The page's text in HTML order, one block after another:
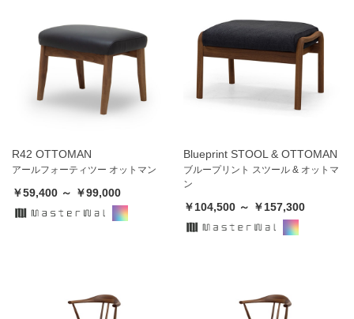
R42 OTTOMAN
アールフォーティツー オットマン
￥59,400 ～ ￥99,000
Blueprint STOOL & OTTOMAN
ブループリント スツール & オットマ
ン
￥104,500 ～ ￥157,300